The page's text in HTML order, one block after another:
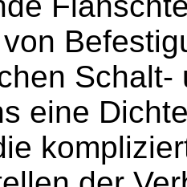
Schalt-
eine